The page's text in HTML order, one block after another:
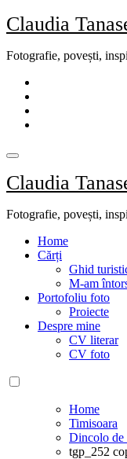
Skip
to
Claudia
Fotografie, povești,
Claudia
Fotografie, povești,
Home
Cărți
Ghid
M-am
Portofoliu foto
Proiecte
Despre mine
CV literar
CV foto
Home
Timisoara
Dincolo de
tgp_252